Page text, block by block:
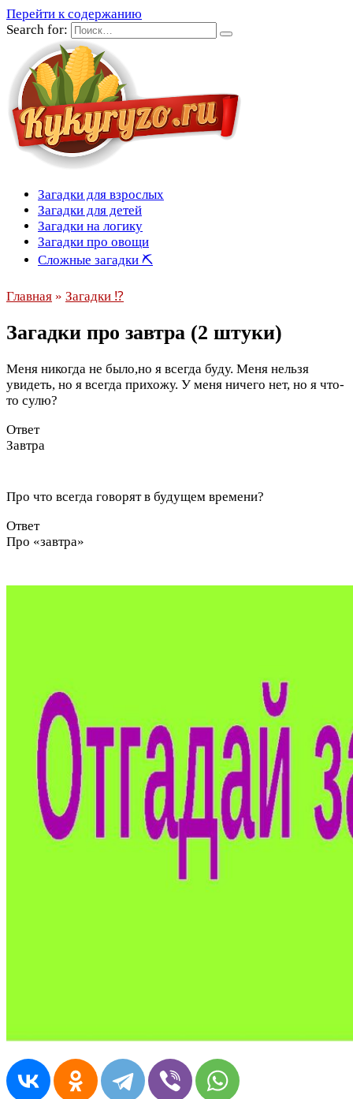
Перейти к содержанию
Search for:
Загадки для взрослых
Загадки для детей
Загадки на логику
Загадки про овощи
Сложные загадки ⛏
Главная » Загадки ⁉
Загадки про завтра (2 штуки)
Меня никогда не было,но я всегда буду. Меня нельзя
увидеть, но я всегда прихожу. У меня ничего нет, но я что-
то сулю?
Ответ
Завтра
Про что всегда говорят в будущем времени?
Ответ
Про «завтра»